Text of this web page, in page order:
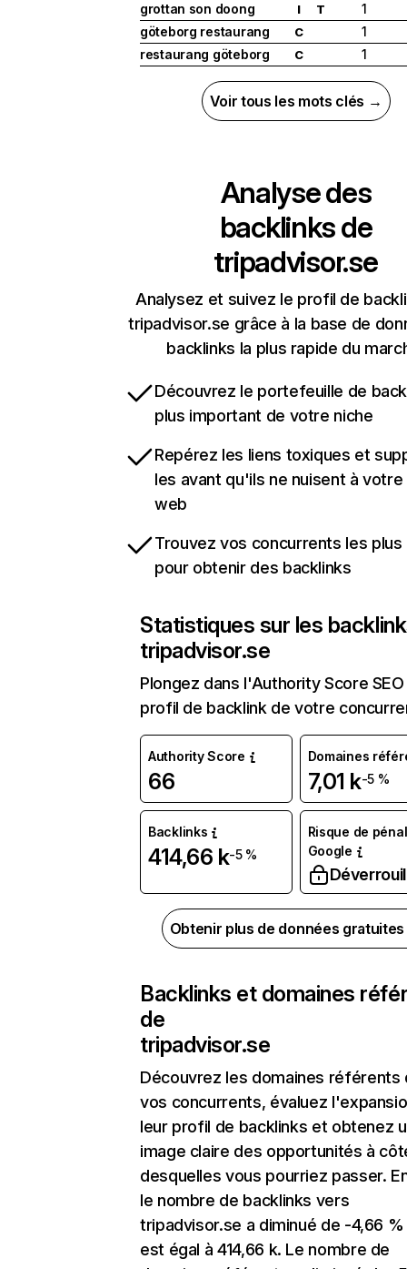
grottan son doong
I T
1
göteborg restaurang
C
1
restaurang göteborg
C 1
Voir tous les mots clés →
Analyse des
backlinks de
tripadvisor.se
Analysez et suivez le profil de
tripadvisor.se grâce à la base de
backlinks la plus rapide du
Découvrez le portefeuille de
plus important de votre niche
Repérez les liens toxiques et
les avant qu'ils ne nuisent à
web
Trouvez vos concurrents les
pour obtenir des backlinks
Statistiques sur les
tripadvisor.se
Plongez dans l'Authority Score
profil de backlink de votre
Authority Score
66
Domaines
7,01 k-5 %
Backlinks
414,66 k-5 %
Risque de
Google
Obtenir plus de données
Backlinks et domaines
de
tripadvisor.se
Découvrez les domaines référents
vos concurrents, évaluez
leur profil de backlinks et obtenez
image claire des opportunités à
desquelles vous pourriez passer.
le nombre de backlinks vers
tripadvisor.se a diminué de -4,66
est égal à 414,66 k. Le nombre de